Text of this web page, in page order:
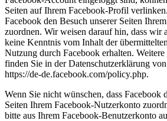
Seiten auf Ihrem Facebook-Profil
Facebook den Besuch unserer Seiten
zuordnen. Wir weisen darauf hin, dass wir
keine Kenntnis vom Inhalt der
Nutzung durch Facebook erhalten.
finden Sie in der Datenschutzerklärung
https://de-de.facebook.com/policy.php.
Wenn Sie nicht wünschen, dass Facebook
Seiten Ihrem Facebook-Nutzerkonto
bitte aus Ihrem Facebook-Benutzerkonto